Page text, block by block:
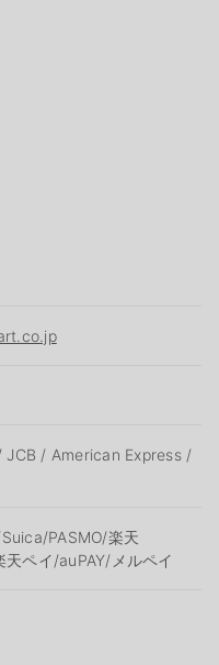
/ American Express /
PASMO/楽天
ペイ/auPAY/メルペイ